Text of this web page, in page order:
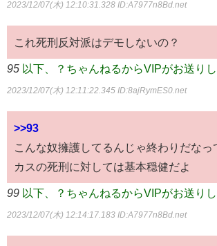
2023/12/07(木) 12:10:31.328 ID:A7977n8Bd.net
これ死刑反対派はデモしないの？
95 以下、？ちゃんねるからVIPがお送り
2023/12/07(木) 12:11:22.345 ID:8ajRymES0.net
>>93
こんな奴擁護してるんじゃ終わりだなっ
カスの死刑に対しては基本穏健だよ
99 以下、？ちゃんねるからVIPがお送り
2023/12/07(木) 12:14:17.183 ID:A7977n8Bd.net